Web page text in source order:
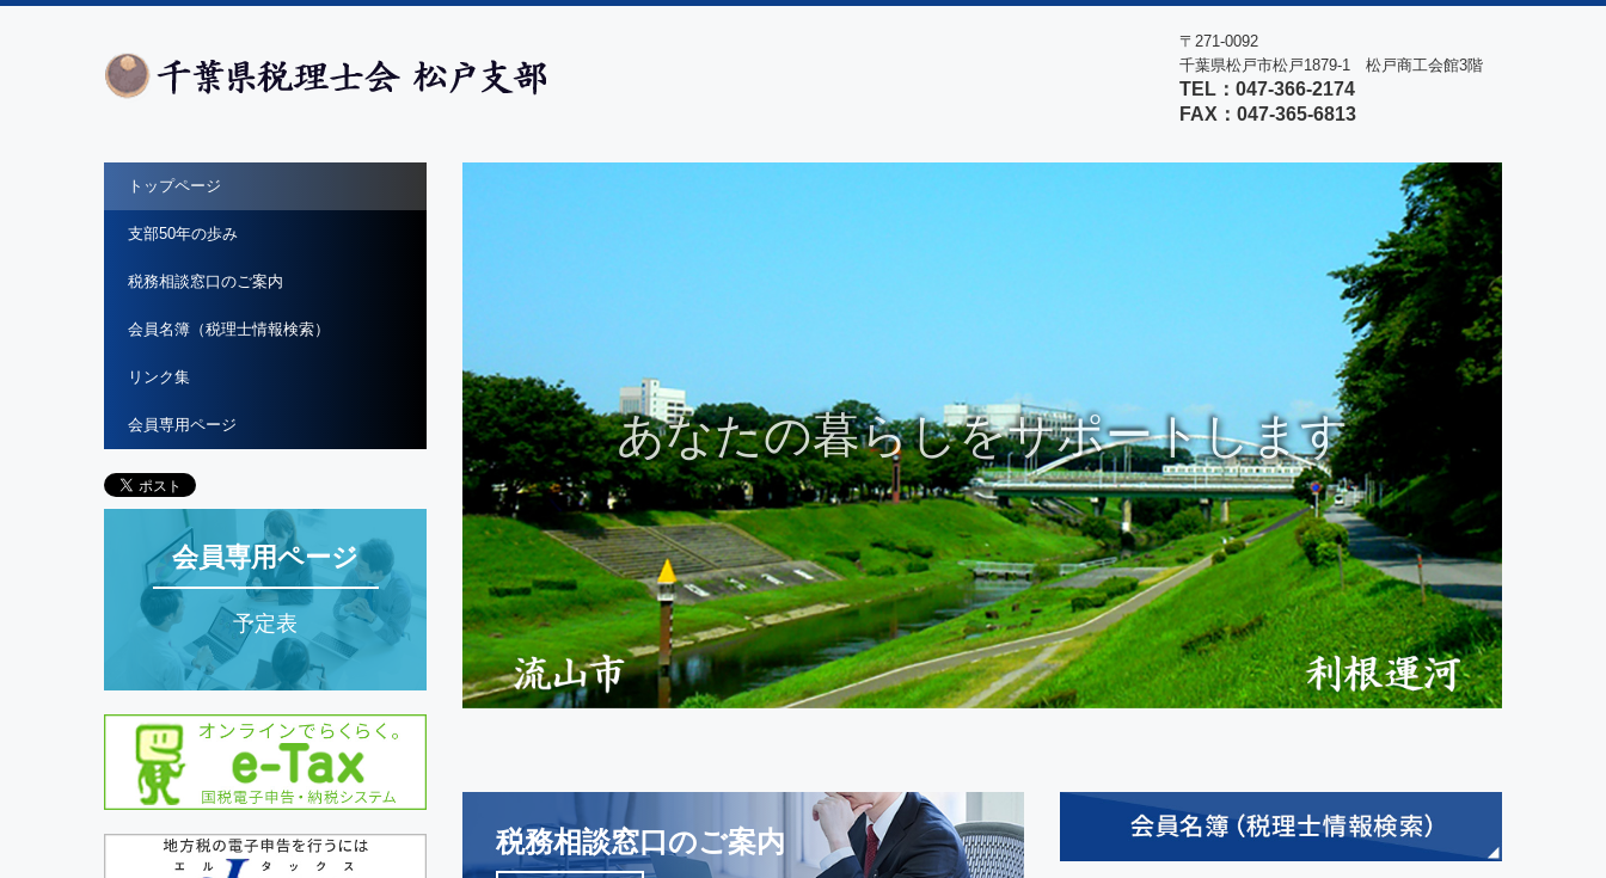
〒271-0092
千葉県松戸市松戸1879-1 松戸商工会館3階
TEL： 047-366-2174
FAX：047-365-6813
トップページ
支部50年の歩み
税務相談窓口のご案内
会員名簿（税理士情報検索）
リンク集
会員専用ページ
会員専用ページ
予定表
親切・丁寧に対応します
税務相談窓口のご案内